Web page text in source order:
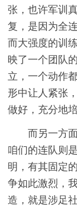
张，也许军训
复，是因为全
而大强度的训
映了一个团队
立，一个动作
形中让人紧张
做好，充分地
而另一方
咱们的连队则
明，有其固定
争如此激烈，
造，就是涉足